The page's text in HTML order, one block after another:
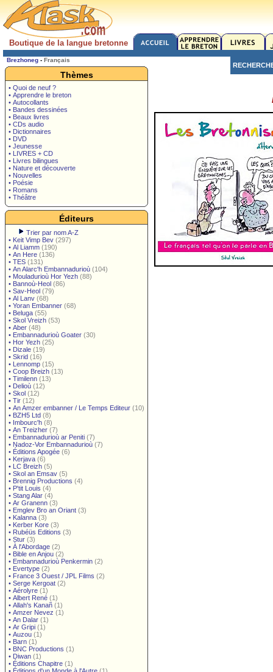
Boutique de la langue bretonne
Brezhoneg - Français
Thèmes
• Quoi de neuf ?
• Apprendre le breton
• Autocollants
• Bandes dessinées
• Beaux livres
• CDs audio
• Dictionnaires
• DVD
• Jeunesse
• LIVRES + CD
• Livres bilingues
• Nature et découverte
• Nouvelles
• Poésie
• Romans
• Théâtre
Éditeurs
Trier par nom A-Z
• Keit Vimp Bev (297)
• Al Liamm (190)
• An Here (136)
• TES (131)
• An Alarc'h Embannadurioù (104)
• Mouladurioù Hor Yezh (88)
• Bannoù-Heol (86)
• Sav-Heol (79)
• Al Lanv (68)
• Yoran Embanner (68)
• Beluga (55)
• Skol Vreizh (53)
• Aber (48)
• Embannadurioù Goater (30)
• Hor Yezh (25)
• Dizale (19)
• Skrid (16)
• Lennomp (15)
• Coop Breizh (13)
• Timilenn (13)
• Delioù (12)
• Skol (12)
• Tir (12)
• An Amzer embanner / Le Temps Editeur (10)
• BZH5 Ltd (8)
• Imbourc'h (8)
• An Treizher (7)
• Embannadurioù ar Peniti (7)
• Nadoz-Vor Embannadurioù (7)
• Éditions Apogée (6)
• Kerjava (6)
• LC Breizh (5)
• Skol an Emsav (5)
• Brennig Productions (4)
• P'tit Louis (4)
• Stang Alar (4)
• Ar Granenn (3)
• Emglev Bro an Oriant (3)
• Kalanna (3)
• Kerber Kore (3)
• Rubéüs Editions (3)
• Stur (3)
• À l'Abordage (2)
• Bible en Anjou (2)
• Embannadurioù Penkermin (2)
• Evertype (2)
• France 3 Ouest / JPL Films (2)
• Serge Kergoat (2)
• Aérolyre (1)
• Albert René (1)
• Allah's Kanañ (1)
• Amzer Nevez (1)
• An Dalar (1)
• Ar Gripi (1)
• Auzou (1)
• Barn (1)
• BNC Productions (1)
• Diwan (1)
• Éditions Chapitre (1)